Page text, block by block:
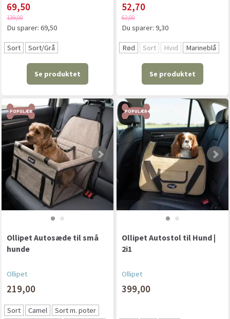
69,50
139,00
Du sparer: 69,50
Sort Sort/Grå
Se produktet
52,70
62,00
Du sparer: 9,30
Rød Sort Hvid Marineblå
Se produktet
POPULÆR
Ollipet Autosæde til små
hunde
Ollipet
219,00
Sort Camel
Sort m. poter
POPULÆR
Ollipet Autostol til Hund |
2i1
Ollipet
399,00